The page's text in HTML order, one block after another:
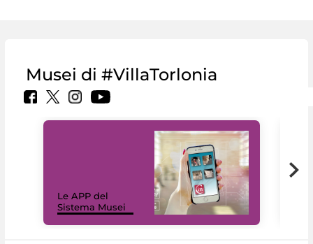
Musei di #VillaTorlonia
Le APP del
Sistema Musei